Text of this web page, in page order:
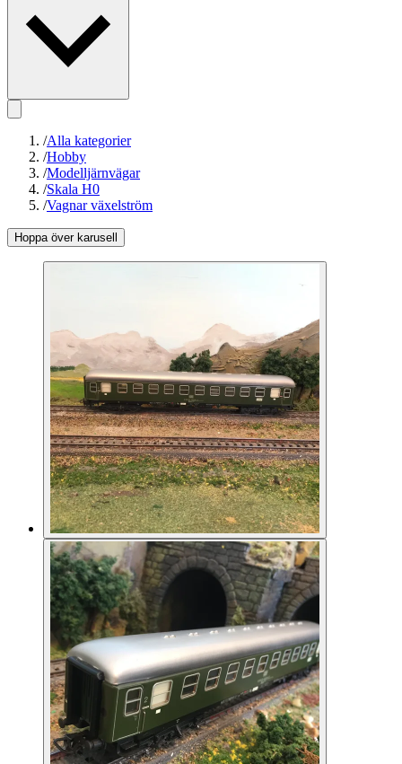
/Alla kategorier
/Hobby
/Modelljärnvägar
/Skala H0
/Vagnar växelström
Hoppa över karusell